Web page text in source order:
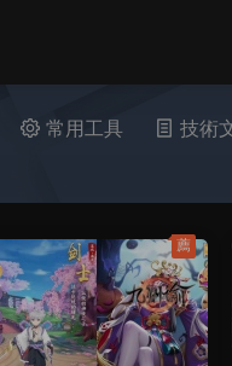
常用工具 技術
薦